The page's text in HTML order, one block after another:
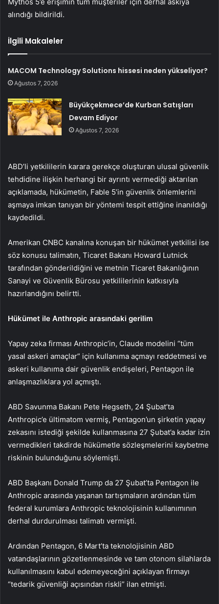
alındığı bildirildi.
İlgili Makaleler
MACOM Technology Solutions hissesi neden yükseliyor?
Ağustos 7, 2026
Büyükçekmece’de Kurban Satışları
Devam Ediyor
Ağustos 7, 2026
ABD’li yetkililerin karara gerekçe oluşturan ulusal güvenlik
tehdidine ilişkin herhangi bir ayrıntı vermediği aktarılan
açıklamada, hükümetin, Fable 5’in güvenlik önlemlerini
aşmaya imkan tanıyan bir yöntemi tespit ettiğine inanıldığı
kaydedildi.
Amerikan CNBC kanalına konuşan bir hükümet yetkilisi ise
söz konusu talimatın, Ticaret Bakanı Howard Lutnick
tarafından gönderildiğini ve metnin Ticaret Bakanlığının
Sanayi ve Güvenlik Bürosu yetkililerinin katkısıyla
hazırlandığını belirtti.
Hükümet ile Anthropic arasındaki gerilim
Yapay zeka firması Anthropic’in, Claude modelini “tüm
yasal askeri amaçlar” için kullanıma açmayı reddetmesi ve
askeri kullanıma dair güvenlik endişeleri, Pentagon ile
anlaşmazlıklara yol açmıştı.
ABD Savunma Bakanı Pete Hegseth, 24 Şubat’ta
Anthropic’e ültimatom vermiş, Pentagon’un şirketin yapay
zekasını istediği şekilde kullanmasına 27 Şubat’a kadar izin
vermedikleri takdirde hükümetle sözleşmelerini kaybetme
riskinin bulunduğunu söylemişti.
ABD Başkanı Donald Trump da 27 Şubat’ta Pentagon ile
Anthropic arasında yaşanan tartışmaların ardından tüm
federal kurumlara Anthropic teknolojisinin kullanımının
derhal durdurulması talimatı vermişti.
Ardından Pentagon, 6 Mart’ta teknolojisinin ABD
vatandaşlarının gözetlenmesinde ve tam otonom silahlarda
kullanılmasını kabul edemeyeceğini açıklayan firmayı
“tedarik güvenliği açısından riskli” ilan etmişti.